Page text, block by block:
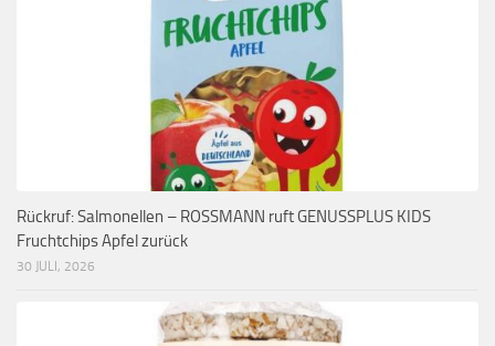
Rückruf: Salmonellen – ROSSMANN ruft GENUSSPLUS KIDS
Fruchtchips Apfel zurück
30 JULI, 2026